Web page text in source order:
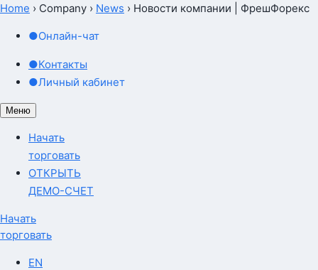
Home › Company › News › Новости компании | ФрешФорекс
●Онлайн-чат
●Контакты
●Личный кабинет
Меню
Начать
торговать
ОТКРЫТЬ
ДЕМО-СЧЕТ
Начать
торговать
EN